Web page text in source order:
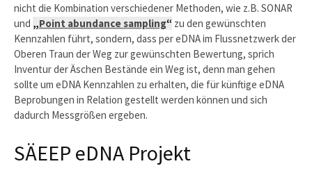
nicht die Kombination verschiedener Methoden, wie z.B. SONAR
und „Point abundance sampling“ zu den gewünschten
Kennzahlen führt, sondern, dass per eDNA im Flussnetzwerk der
Oberen Traun der Weg zur gewünschten Bewertung, sprich
Inventur der Äschen Bestände ein Weg ist, denn man gehen
sollte um eDNA Kennzahlen zu erhalten, die für künftige eDNA
Beprobungen in Relation gestellt werden können und sich
dadurch Messgrößen ergeben.
SÄEEP eDNA Projekt